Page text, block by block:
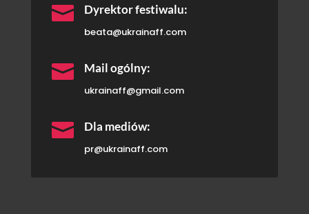
 Dyrektor festiwalu:
beata@ukrainaff.com
 Mail ogólny:
ukrainaff@gmail.com
 Dla mediów:
pr@ukrainaff.com